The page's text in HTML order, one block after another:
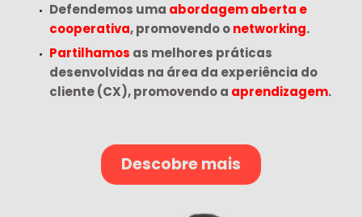
Defendemos uma abordagem aberta e
cooperativa, promovendo onetworking.
Partilhamos as melhores práticas
desenvolvidas na área da experiência do
cliente (CX),promovendo a aprendizagem.
Descobre mais